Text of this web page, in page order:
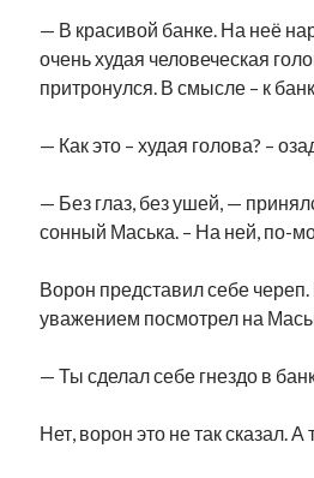
— В красивой банке. На неё
очень худая человеческая
притронулся. В смысле – к
— Как это – худая голова? –
— Без глаз, без ушей, —
сонный Маська. – На ней, по-
Ворон представил себе
уважением посмотрел на
— Ты сделал себе гнездо в
Нет, ворон это не так сказал. А